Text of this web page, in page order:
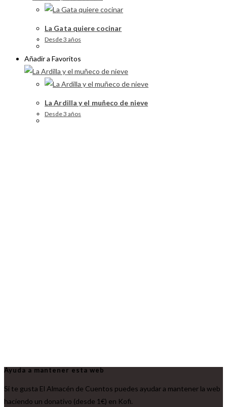
La Gata quiere cocinar
Desde 3 años
Añadir a Favoritos
La Ardilla y el muñeco de nieve
Desde 3 años
Ayuda a mantener esta web
Si te gusta El Almacén de Cuentos puedes ayudar a mantener la web
haciendo un donativo (desde 1€) en Kofi.